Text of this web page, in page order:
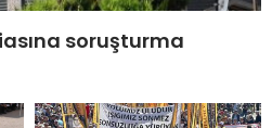
soruşturma